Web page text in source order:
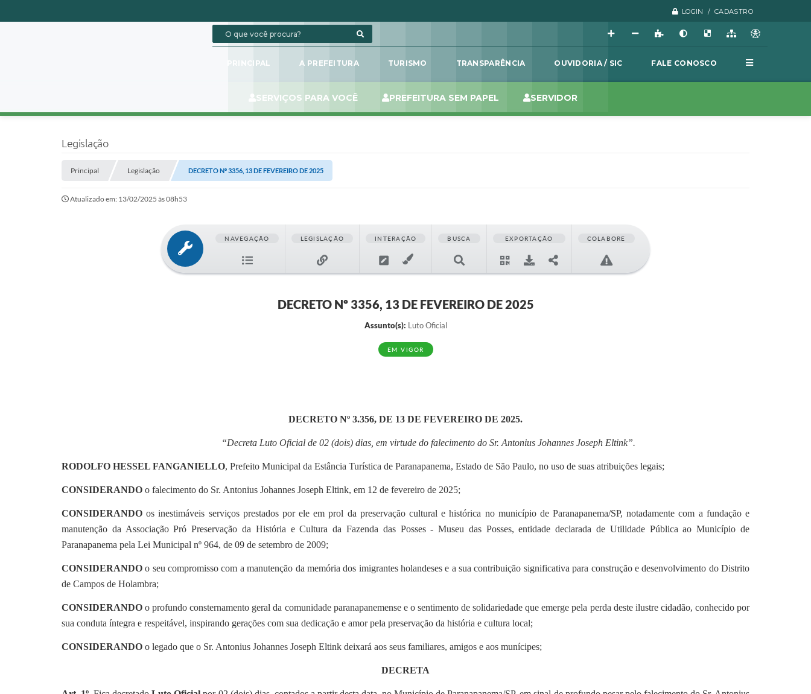
LOGIN / CADASTRO
PRINCIPAL A PREFEITURA TURISMO TRANSPARÊNCIA OUVIDORIA / SIC FALE CONOSCO
SERVIÇOS PARA VOCÊ PREFEITURA SEM PAPEL SERVIDOR
Legislação
Principal Legislação DECRETO Nº 3356, 13 DE FEVEREIRO DE 2025
Atualizado em: 13/02/2025 às 08h53
NAVEGAÇÃO LEGISLAÇÃO INTERAÇÃO BUSCA EXPORTAÇÃO COLABORE
DECRETO Nº 3356, 13 DE FEVEREIRO DE 2025
Assunto(s): Luto Oficial
EM VIGOR
DECRETO Nº 3.356, DE 13 DE FEVEREIRO DE 2025.
“Decreta Luto Oficial de 02 (dois) dias, em virtude do falecimento do Sr. Antonius Johannes Joseph Eltink”.
RODOLFO HESSEL FANGANIELLO, Prefeito Municipal da Estância Turística de Paranapanema, Estado de São Paulo, no uso de suas atribuições legais;
CONSIDERANDO o falecimento do Sr. Antonius Johannes Joseph Eltink, em 12 de fevereiro de 2025;
CONSIDERANDOos inestimáveis serviços prestados por ele em prol da preservação cultural e histórica no município de Paranapanema/SP, notadamente com a fundação e
manutenção da Associação Pró Preservação da História e Cultura da Fazenda das Posses - Museu das Posses, entidade declarada de Utilidade Pública ao Município de
Paranapanema pela Lei Municipal nº 964, de 09 de setembro de 2009;
CONSIDERANDOo seu compromisso com a manutenção da memória dos imigrantes holandeses e a sua contribuição significativa para construção e desenvolvimento do Distrito
de Campos de Holambra;
CONSIDERANDO o profundo consternamento geral da comunidade paranapanemense e o sentimento de solidariedade que emerge pela perda deste ilustre cidadão, conhecido por
sua conduta íntegra e respeitável, inspirando gerações com sua dedicação e amor pela preservação da história e cultura local;
CONSIDERANDO o legado que o Sr. Antonius Johannes Joseph Eltink deixará aos seus familiares, amigos e aos munícipes;
DECRETA